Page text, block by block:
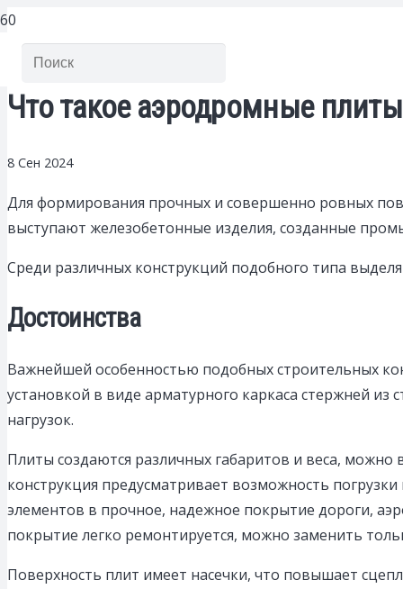
Что такое аэродромные
8 Сен 2024
Для формирования прочных и совершенно ровных
выступают железобетонные изделия, созданные
Среди различных конструкций подобного типа
Достоинства
Важнейшей особенностью подобных строительных
установкой в виде арматурного каркаса стержней из
нагрузок.
Плиты создаются различных габаритов и веса,
конструкция предусматривает возможность
элементов в прочное, надежное покрытие дороги,
покрытие легко ремонтируется, можно заменить
Поверхность плит имеет насечки, что повышает